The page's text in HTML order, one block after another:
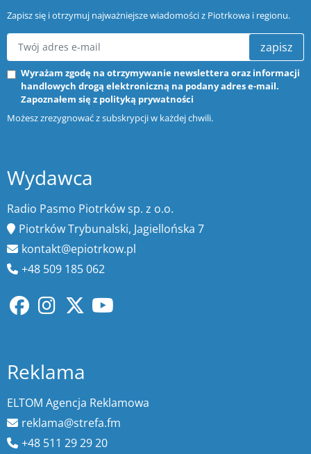
Zapisz się i otrzymuj najważniejsze wiadomości z Piotrkowa i regionu.
zapisz
Wyrażam zgodę na otrzymywanie newslettera oraz informacji
handlowych drogą elektroniczną na podany adres e-mail.
Zapoznałem się z polityką prywatności
Możesz zrezygnować z subskrypcji w każdej chwili.
Wydawca
Radio Pasmo Piotrków sp. z o.o.
Piotrków Trybunalski, Jagiellońska 7
kontakt@epiotrkow.pl
+48 509 185 062
Reklama
ELTOM Agencja Reklamowa
reklama@strefa.fm
+48 511 29 29 20